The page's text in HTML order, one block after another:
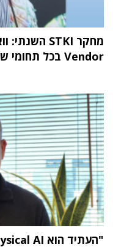
Vendor בכל תחומי שוק ה-IT